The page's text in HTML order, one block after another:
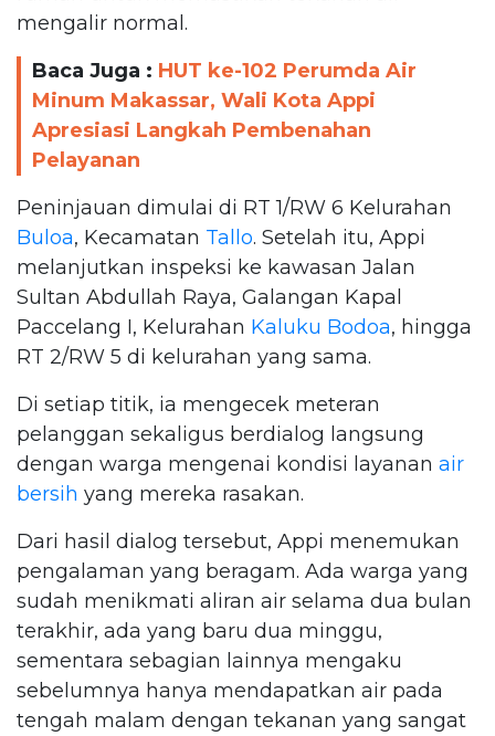
mengalir normal.
Baca Juga : HUT ke-102 Perumda Air
Minum Makassar, Wali Kota Appi
Apresiasi Langkah Pembenahan
Pelayanan
Peninjauan dimulai di RT 1/RW 6 Kelurahan
Buloa, Kecamatan Tallo. Setelah itu, Appi
melanjutkan inspeksi ke kawasan Jalan
Sultan Abdullah Raya, Galangan Kapal
Paccelang I, Kelurahan Kaluku Bodoa, hingga
RT 2/RW 5 di kelurahan yang sama.
Di setiap titik, ia mengecek meteran
pelanggan sekaligus berdialog langsung
dengan warga mengenai kondisi layanan air
bersih yang mereka rasakan.
Dari hasil dialog tersebut, Appi menemukan
pengalaman yang beragam. Ada warga yang
sudah menikmati aliran air selama dua bulan
terakhir, ada yang baru dua minggu,
sementara sebagian lainnya mengaku
sebelumnya hanya mendapatkan air pada
tengah malam dengan tekanan yang sangat